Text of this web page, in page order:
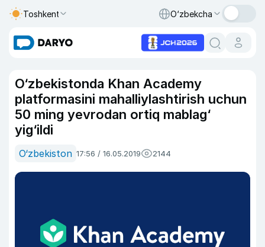
Toshkent O‘zbekcha
O‘zbekistonda Khan Academy
platformasini mahalliylashtirish uchun
50 ming yevrodan ortiq mablag‘
yig‘ildi
O‘zbekiston 17:56 / 16.05.2019 2144